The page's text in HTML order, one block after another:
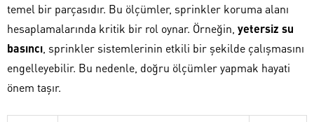
temel bir parçasıdır. Bu ölçümler, sprinkler koruma alanı
hesaplamalarında kritik bir rol oynar. Örneğin, yetersiz su
basıncı , sprinkler sistemlerinin etkili bir şekilde çalışmasını
engelleyebilir. Bu nedenle, doğru ölçümler yapmak hayati
önem taşır.